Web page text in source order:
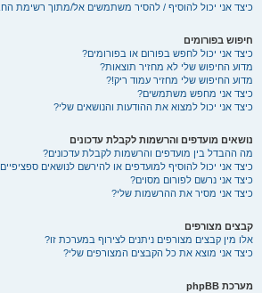
כיצד אני יכול להוסיף / להסיר משתמשים אל/מתוך רשימת
חיפוש בפורומים
כיצד אני יכול לחפש בפורום או בפורומים?
מדוע החיפוש שלי לא מחזיר תוצאות?
מדוע החיפוש שלי מחזיר עמוד ריק!?
כיצד אני מחפש משתמשים?
כיצד אני יכול למצוא את ההודעות והנושאים שלי?
נושאים מועדפים והרשמות לקבלת עדכונים
מה ההבדל בין מועדפים והרשמות לקבלת עדכונים?
כיצד אני יכול להוסיף למועדפים או להירשם לנושאים
כיצד אני נרשם לפורום מסוים?
כיצד אני מסיר את ההרשמות שלי?
קבצים מצורפים
אלו מין קבצים מצורפים ניתנים לצירוף במערכת זו?
כיצד אני מוצא את כל הקבצים המצורפים שלי?
מערכת phpBB